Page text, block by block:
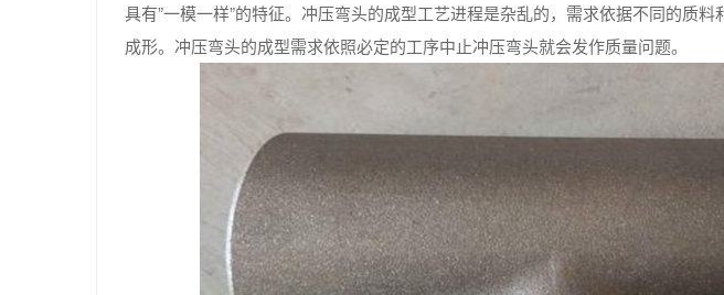
具有”一模一样”的特征。冲压弯头的成型工艺进程是杂乱的，需求依据不同的质
成形。冲压弯头的成型需求依照必定的工序中止冲压弯头就会发作质量问题。